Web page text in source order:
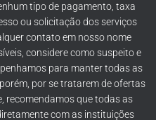
tipo de pagamento, taxa
ou solicitação dos serviços
contato em nosso nome
considere como suspeito e
para manter todas as
por se tratarem de ofertas
recomendamos que todas as
com as instituições